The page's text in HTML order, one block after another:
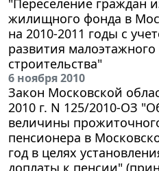
жилищного фонда в
на 2010-2011 годы с
развития
строительства"
6 ноября 2010
Закон Московской
2010 г. N 125/2010-ОЗ
величины
пенсионера в
год в целях
доплаты к пенсии"